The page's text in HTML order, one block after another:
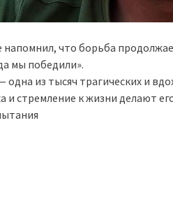
что борьба
мы победили».
одна из тысяч трагических и
и стремление к жизни делают